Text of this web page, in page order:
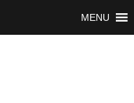
MENU